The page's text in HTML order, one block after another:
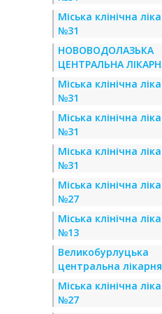
Міська клінічна
№31
НОВОВОДОЛАЗЬКА
ЦЕНТРАЛЬНА
Міська клінічна
№31
Міська клінічна
№31
Міська клінічна
№31
Міська клінічна
№27
Міська клінічна
№13
Великобурлуцька
центральна лікарня
Міська клінічна
№27